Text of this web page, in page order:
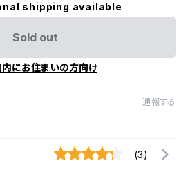
shipping available
Sold out
内にお住まいの方向け
通報する
(3)